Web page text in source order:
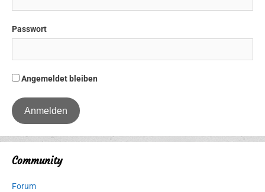
Passwort
Angemeldet bleiben
Community
Forum